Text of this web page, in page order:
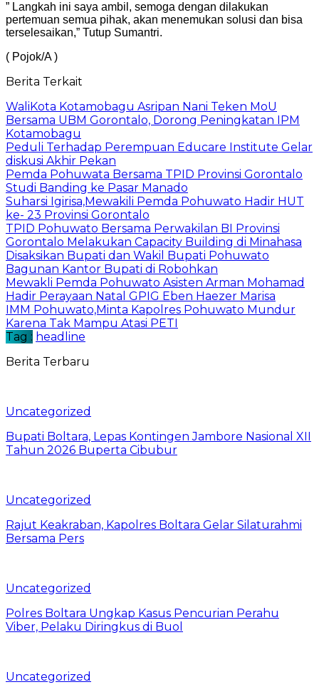
” Langkah ini saya ambil, semoga dengan dilakukan
pertemuan semua pihak, akan menemukan solusi dan bisa
terselesaikan,” Tutup Sumantri.
( Pojok/A )
Berita Terkait
WaliKota Kotamobagu Asripan Nani Teken MoU
Bersama UBM Gorontalo, Dorong Peningkatan IPM
Kotamobagu
Peduli Terhadap Perempuan Educare Institute Gelar
diskusi Akhir Pekan
Pemda Pohuwata Bersama TPID Provinsi Gorontalo
Studi Banding ke Pasar Manado
Suharsi Igirisa,Mewakili Pemda Pohuwato Hadir HUT
ke- 23 Provinsi Gorontalo
TPID Pohuwato Bersama Perwakilan BI Provinsi
Gorontalo Melakukan Capacity Building di Minahasa
Disaksikan Bupati dan Wakil Bupati Pohuwato
Bagunan Kantor Bupati di Robohkan
Mewakli Pemda Pohuwato Asisten Arman Mohamad
Hadir Perayaan Natal GPIG Eben Haezer Marisa
IMM Pohuwato,Minta Kapolres Pohuwato Mundur
Karena Tak Mampu Atasi PETI
Tag : headline
Berita Terbaru
Uncategorized
Bupati Boltara, Lepas Kontingen Jambore Nasional XII
Tahun 2026 Buperta Cibubur
Uncategorized
Rajut Keakraban, Kapolres Boltara Gelar Silaturahmi
Bersama Pers
Uncategorized
Polres Boltara Ungkap Kasus Pencurian Perahu
Viber, Pelaku Diringkus di Buol
Uncategorized